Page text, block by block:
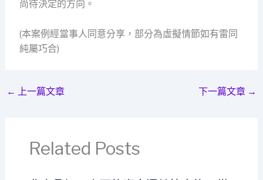
尚待決定的方向。
(本案例經當事人同意分享，部分為虛擬情節如有雷同
純屬巧合)
← 上一篇文章 下一篇文章 →
Related Posts